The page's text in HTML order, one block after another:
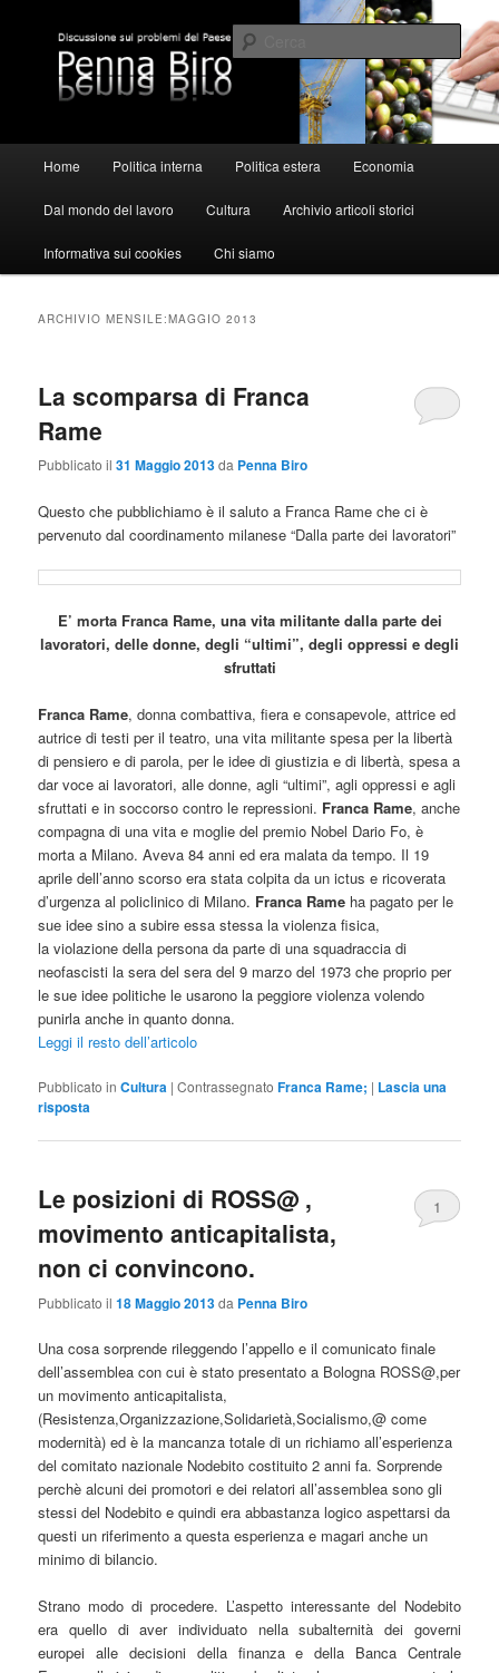
contenuto
principale
contenuto
secondarioPennabiro
Cerca
principale
Home Politica interna Politica estera Economia
Dal mondo del lavoro Cultura Archivio articoli storici
Informativa sui cookies Chi siamo
ARCHIVIO MENSILE:MAGGIO 2013
La scomparsa di Franca
Rame
Pubblicato il31 Maggio 2013da Penna Biro
Questo che pubblichiamo è il saluto a Franca Rame che ci è
pervenuto dal coordinamento milanese “Dalla parte dei lavoratori”
E’ morta Franca Rame, una vita militante dalla parte dei
lavoratori, delle donne, degli “ultimi”, degli oppressi e degli
sfruttati
Franca Rame, donna combattiva, fiera e consapevole, attrice ed
autrice di testi per il teatro, una vita militante spesa per la libertà
di pensiero e di parola, per le idee di giustizia e di libertà, spesa a
dar voce ai lavoratori, alle donne, agli “ultimi”, agli oppressi e agli
sfruttati e in soccorso contro le repressioni. Franca Rame, anche
compagna di una vita e moglie del premio Nobel Dario Fo, è
morta a Milano. Aveva 84 anni ed era malata da tempo. Il 19
aprile dell’anno scorso era stata colpita da un ictus e ricoverata
d’urgenza al policlinico di Milano. Franca Rame ha pagato per le
sue idee sino a subire essa stessa la violenza fisica,
la violazione della persona da parte di una squadraccia di
neofascisti la sera del sera del 9 marzo del 1973 che proprio per
le sue idee politiche le usarono la peggiore violenza volendo
punirla anche in quanto donna.
Leggi il resto dell’articolo
Pubblicato in Cultura |Contrassegnato Franca Rame; | Lascia una
risposta
Le posizioni di ROSS@ ,
movimento anticapitalista,
non ci convincono.
Pubblicato il18 Maggio 2013da Penna Biro
1
Una cosa sorprende rileggendo l’appello e il comunicato finale
dell’assemblea con cui è stato presentato a Bologna ROSS@,per
un movimento anticapitalista,
(Resistenza,Organizzazione,Solidarietà,Socialismo,@ come
modernità) ed è la mancanza totale di un richiamo all’esperienza
del comitato nazionale Nodebito costituito 2 anni fa. Sorprende
perchè alcuni dei promotori e dei relatori all’assemblea sono gli
stessi del Nodebito e quindi era abbastanza logico aspettarsi da
questi un riferimento a questa esperienza e magari anche un
minimo di bilancio.
Strano modo di procedere. L’aspetto interessante del Nodebito
era quello di aver individuato nella subalternità dei governi
europei alle decisioni della finanza e della Banca Centrale